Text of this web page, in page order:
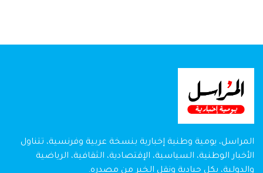
المراسل، يومية وطنية إخبارية بنسخة عربية وفرنسية، تتناول
الأخبار الوطنية، السياسية، الإقتصادية، الثقافية، الرياضية
والدولية، بكل حيادية ونقل الخبر من مصدره.